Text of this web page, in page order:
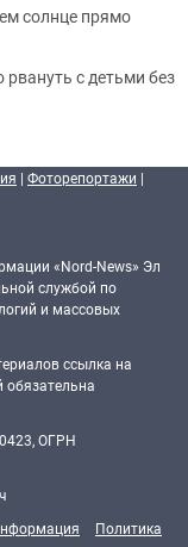
солнце прямо
с детьми без
| Фоторепортажи |
«Nord-News» Эл
службой по
и массовых
ссылка на
обязательна
ОГРН
Политика